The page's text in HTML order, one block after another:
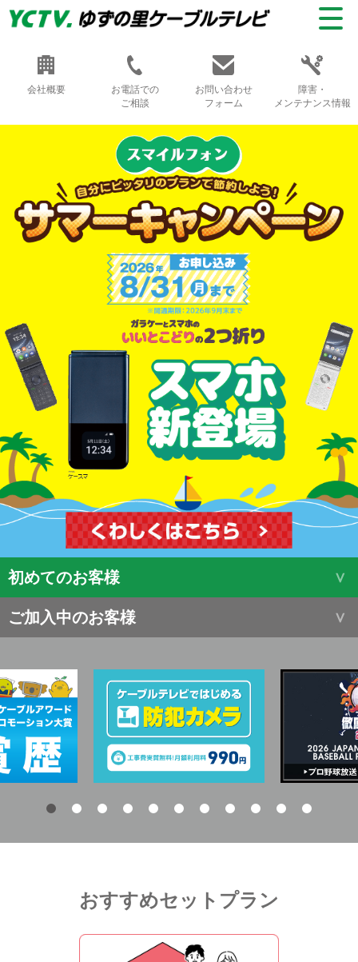
会社概要
お電話での
ご相談
お問い合わせ
フォーム
障害・
メンテナンス情報
初めてのお客様
ご加入中のお客様
おすすめセットプラン